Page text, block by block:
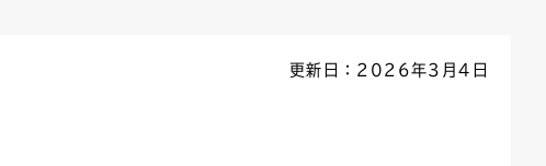
更新日：2026年3月4日